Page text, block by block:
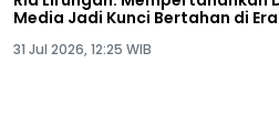
Media Jadi Kunci Bertahan di
31 Jul 2026, 12:25 WIB